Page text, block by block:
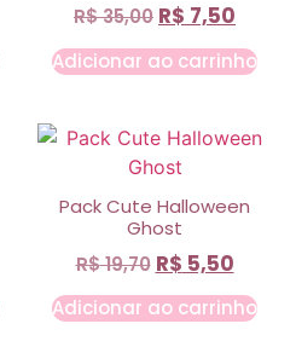
R$35,00 R$ 7,50
Adicionar ao carrinho
Pack Cute Halloween
Ghost
R$19,70 R$ 5,50
Adicionar ao carrinho